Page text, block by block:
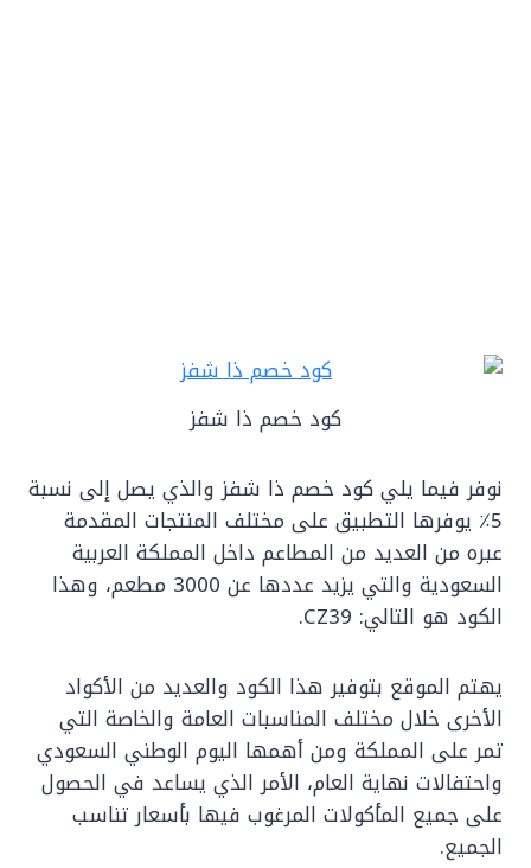
كود خصم ذا شفز
نوفر فيما يلي كود خصم ذا شفز والذي يصل إلى نسبة
5٪ يوفرها التطبيق على مختلف المنتجات المقدمة
عبره من العديد من المطاعم داخل المملكة العربية
السعودية والتي يزيد عددها عن 3000 مطعم، وهذا
الكود هو التالي: CZ39.
يهتم الموقع بتوفير هذا الكود والعديد من الأكواد
الأخرى خلال مختلف المناسبات العامة والخاصة التي
تمر على المملكة ومن أهمها اليوم الوطني السعودي
واحتفالات نهاية العام، الأمر الذي يساعد في الحصول
على جميع المأكولات المرغوب فيها بأسعار تناسب
الجميع.